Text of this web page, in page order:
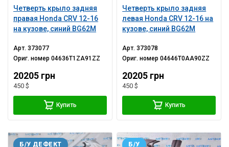
Четверть крыло задняя
правая Honda CRV 12-16
на кузове, синий BG62M
Арт.373077
Ориг. номер04636T1ZA91ZZ
20205 грн
450 $
Купить
Четверть крыло задняя
левая Honda CRV 12-16 на
кузове, синий BG62M
Арт.373078
Ориг. номер04646T0AA90ZZ
20205 грн
450 $
Купить
Б/У ДЕФЕКТ Б/У